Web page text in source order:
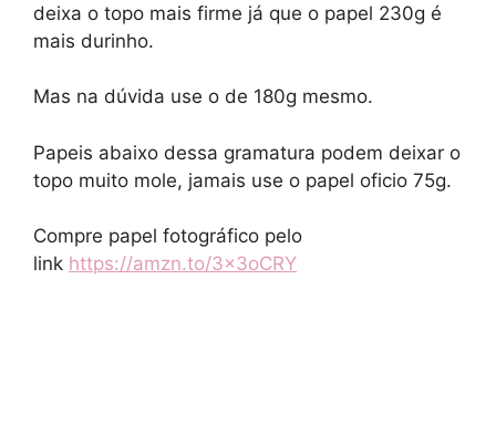
deixa o topo mais firme já que o papel 230g é
mais durinho.
Mas na dúvida use o de 180g mesmo.
Papeis abaixo dessa gramatura podem deixar o
topo muito mole, jamais use o papel oficio 75g.
Compre papel fotográfico pelo
link https://amzn.to/3x3oCRY